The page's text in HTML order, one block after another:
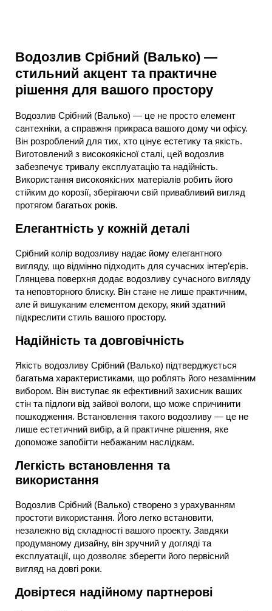
Водозлив Срібний (Валько) —
стильний акцент та практичне
рішення для вашого простору
Водозлив Срібний (Валько) — це не просто елемент
сантехніки, а справжня прикраса вашого дому чи офісу.
Він розроблений для тих, хто цінує естетику та якість.
Виготовлений з високоякісної сталі, цей водозлив
забезпечує тривалу експлуатацію та надійність.
Використання високоякісних матеріалів робить його
стійким до корозії, зберігаючи свій привабливий вигляд
протягом багатьох років.
Елегантність у кожній деталі
Срібний колір водозливу надає йому елегантного
вигляду, що відмінно підходить для сучасних інтер’єрів.
Глянцева поверхня додає водозливу сучасного вигляду
та неповторного блиску. Він стане не лише практичним,
але й вишуканим елементом декору, який здатний
підкреслити стиль вашого простору.
Надійність та довговічність
Якість водозливу Срібний (Валько) підтверджується
багатьма характеристиками, що роблять його незамінним
вибором. Він виступає як ефективний захисник ваших
стін та підлоги від зайвої вологи, що може спричинити
пошкодження. Встановлення такого водозливу — це не
лише естетичний вибір, а й практичне рішення, яке
допоможе запобігти небажаним наслідкам.
Легкість встановлення та
використання
Водозлив Срібний (Валько) створено з урахуванням
простоти використання. Його легко встановити,
незалежно від складності вашого проекту. Завдяки
продуманому дизайну, він зручний у догляді та
експлуатації, що дозволяє зберегти його первісний
вигляд на довгі роки.
Довіртеся надійному партнерові